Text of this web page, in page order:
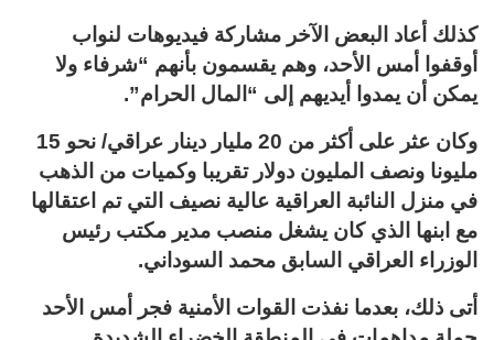
كذلك أعاد البعض الآخر مشاركة فيديوهات لنواب
أوقفوا أمس الأحد، وهم يقسمون بأنهم “شرفاء ولا
يمكن أن يمدوا أيديهم إلى “المال الحرام”.
وكان عثر على أكثر من 20 مليار دينار عراقي/ نحو 15
مليونا ونصف المليون دولار تقريبا وكميات من الذهب
في منزل النائبة العراقية عالية نصيف التي تم اعتقالها
مع ابنها الذي كان يشغل منصب مدير مكتب رئيس
الوزراء العراقي السابق محمد السوداني.
أتى ذلك، بعدما نفذت القوات الأمنية فجر أمس الأحد